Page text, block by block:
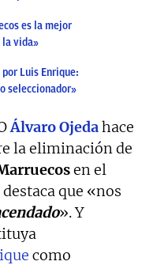
es la mejor
la vida»
Luis Enrique:
seleccionador»
Álvaro Ojedahace
la eliminación de
en el
que «nos
». Y
como